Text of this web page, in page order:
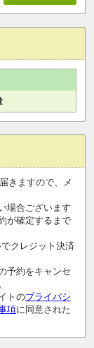
きますので、メ
場合ございます
が確定するまで
クレジット決済
予約をキャンセ
トのプライバシ
項に同意された